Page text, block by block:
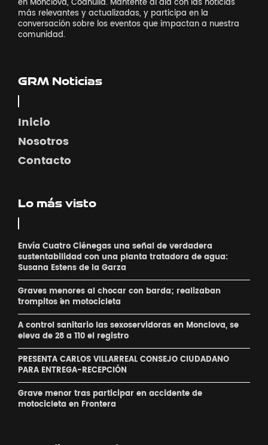
más relevantes y actualizadas, y participa en la
conversación sobre los eventos que impactan a nuestra
comunidad.
GRM Noticias
Inicio
Nosotros
Contacto
Lo más visto
Envía Cuatro Ciénegas una señal de verdadera
sustentabilidad con una planta tratadora de agua:
Susana Estens de la Garza
Graves menores al chocar con barda; realizaban
´trompitos ´en motocicleta
A control sanitario las sexoservidoras en Monclova, se
eleva de 28 a 110 el registro
PRESENTA CARLOS VILLARREAL CONSEJO CIUDADANO
PARA ENTREGA-RECEPCIÓN
Grave menor tras participar en accidente de
motocicleta en Frontera